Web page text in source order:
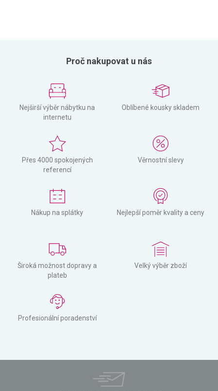
Proč nakupovat u nás
Nejširší výběr nábytku na
internetu
Oblíbené kousky skladem
Přes 4000 spokojených
referencí
Věrnostní slevy
Nákup na splátky Nejlepší poměr kvality a ceny
Široká možnost dopravy a
plateb
Velký výběr zboží
Profesionální poradenství